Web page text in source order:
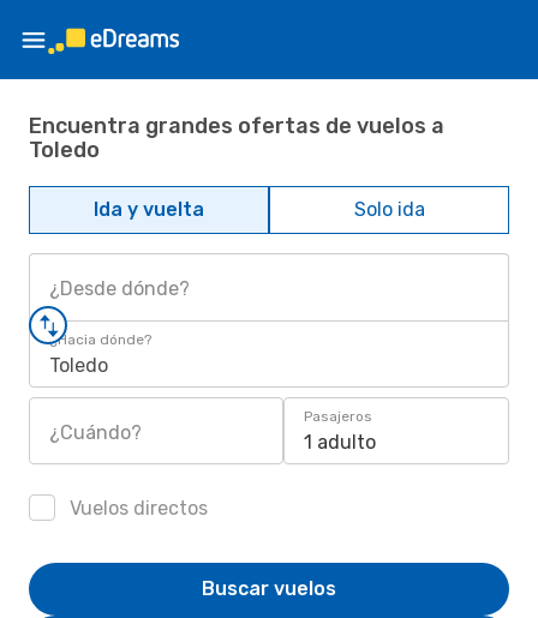
Encuentra grandes ofertas de vuelos a
Toledo
Ida y vuelta Solo ida
¿Desde dónde?
¿Hacia dónde?
Toledo
¿Cuándo?
Pasajeros
1 adulto
Vuelos directos
Buscar vuelos